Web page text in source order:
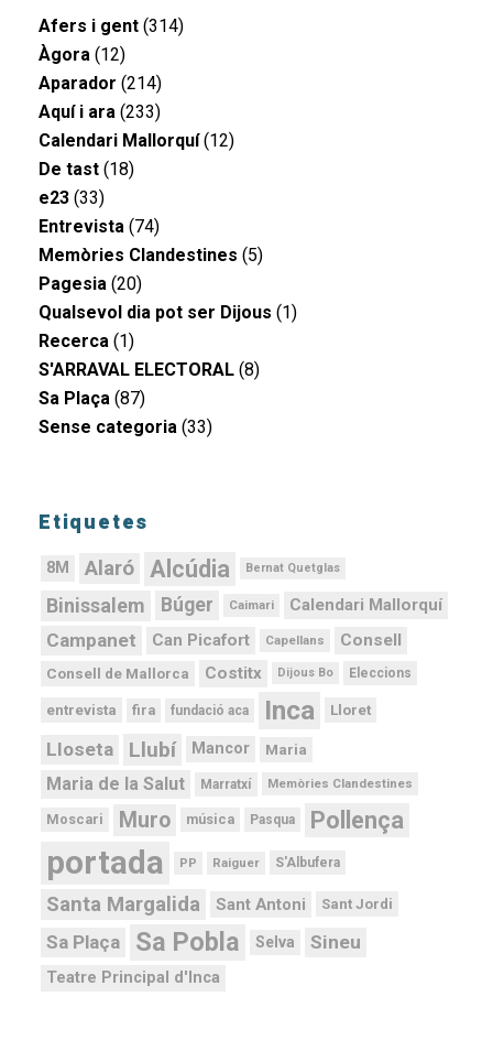
Afers i gent (314)
Àgora (12)
Aparador (214)
Aquí i ara (233)
Calendari Mallorquí(12)
De tast (18)
e23 (33)
Entrevista (74)
Memòries Clandestines (5)
Pagesia (20)
Qualsevol dia pot ser Dijous (1)
Recerca (1)
S'ARRAVAL ELECTORAL (8)
Sa Plaça (87)
Sense categoria (33)
Etiquetes
8M Alaró Alcúdia Bernat Quetglas
Binissalem Búger Caimari Calendari Mallorquí
Campanet Can Picafort Capellans Consell
Consell de Mallorca Costitx Dijous Bo Eleccions
entrevista fira fundació aca Inca Lloret
Lloseta Llubí Mancor Maria
Maria de la Salut Marratxí Memòries Clandestines
Moscari Muro música Pasqua Pollença
portada PP Raiguer S'Albufera
Santa Margalida Sant Antoni Sant Jordi
Sa Plaça Sa Pobla Selva Sineu
Teatre Principal d'Inca